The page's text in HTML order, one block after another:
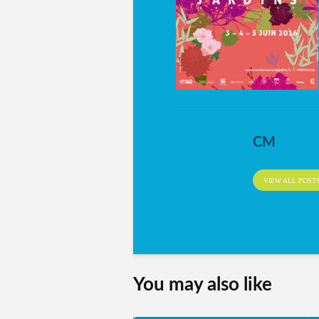
CM
VIEW ALL
You may also like